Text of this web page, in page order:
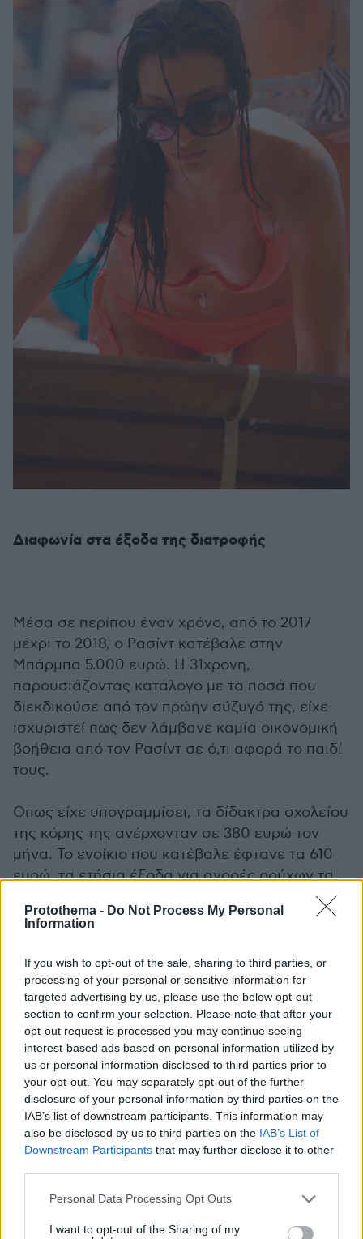
Protothema - Do Not Process My Personal
Information
If you wish to opt-out of the sale, sharing to third parties, or
processing of your personal or sensitive information for
targeted advertising by us, please use the below opt-out
section to confirm your selection. Please note that after your
opt-out request is processed you may continue seeing
interest-based ads based on personal information utilized by
us or personal information disclosed to third parties prior to
your opt-out. You may separately opt-out of the further
disclosure of your personal information by third parties on the
IAB’s list of downstream participants. This information may
also be disclosed by us to third parties on the IAB’s List of
Downstream Participants that may further disclose it to other
Please note that this website/app uses one or more Google
not limited to your visit or usage behaviour. You may click to
Personal Data Processing Opt Outs
I want to opt-out of the Sharing of my
Διαφωνία στα έξοδα της διατροφής
Μέσα σε περίπου έναν χρόνο, από το 2017
μέχρι το 2018, ο Ρασίντ κατέβαλε στην
Μπάρμπα 5.000 ευρώ. Η 31χρονη,
παρουσιάζοντας κατάλογο με τα ποσά που
διεκδικούσε από τον πρώην σύζυγό της, είχε
ισχυριστεί πως δεν λάμβανε καμία οικονομική
βοήθεια από τον Ρασίντ σε ό,τι αφορά το παιδί
τους.
Οπως είχε υπογραμμίσει, τα δίδακτρα σχολείου
της κόρης της ανέρχονταν σε 380 ευρώ τον
μήνα. Το ενοίκιο που κατέβαλε έφτανε τα 610
ευρώ, τα ετήσια έξοδα για αγορές ρούχων τα
2.000 ευρώ, άλλα 2.000 ευρώ χρειαζόταν για
τις διακοπές της και επίσης ζητούσε το ίδιο
κόρης της. «Τις οικονομικές ανάγκες της
ανήλικης κόρης μας αδυνατώ να ικανοποιήσω
μόνη μου, δεδομένου ότι στερούμαι
οποιασδήποτε περιουσίας ή εισοδήματος από
την άσκηση εργασίας ή άλλης φύσεως πόρων
προς το παρόν. Από την άλλη, εσείς έχετε
τεράστια οικονομική επιφάνεια, αφού ανήκετε
στον επιχειρηματικό κλάδο με μεγάλη κινητή
και ακίνητη περιουσία», είχε σημειώσει η
Μπάρμπα, δίνοντας τότε προθεσμία στον
Ρασίντ να επικοινωνήσει μαζί της εντός 10
ημερών για να την καταβολή μηνιαίας